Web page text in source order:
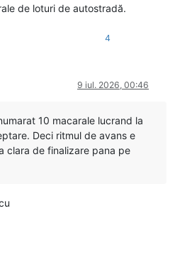
de loturi de autostradă.
4
9 iul. 2026, 00:46
10 macarale lucrand la
Deci ritmul de avans e
clara de finalizare pana pe